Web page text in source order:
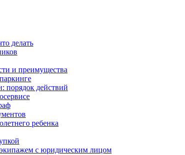
делать
и преимущества
порядок действий
ребенка
экипажем с юридическим лицом